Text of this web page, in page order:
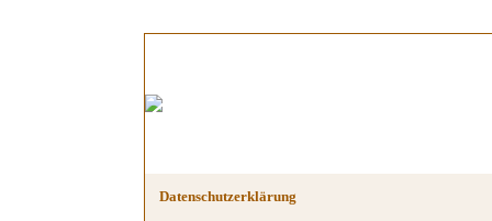
Datenschutzerklärung